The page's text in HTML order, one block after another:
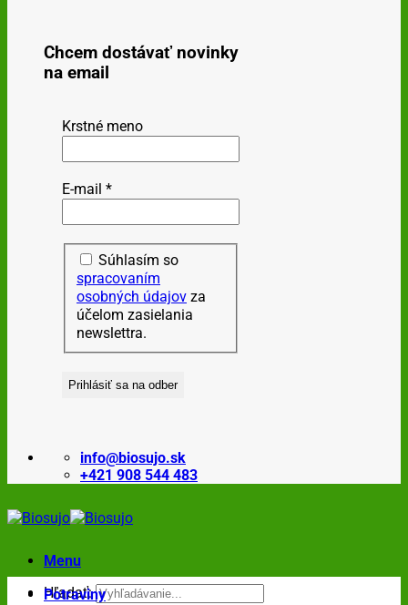
Chcem dostávať novinky
na email
Krstné meno
E-mail *
Súhlasím so
spracovaním
osobných údajov za
účelom zasielania
newslettra.
info@biosujo.sk
+421 908 544 483
Menu
Hľadať:
Potraviny